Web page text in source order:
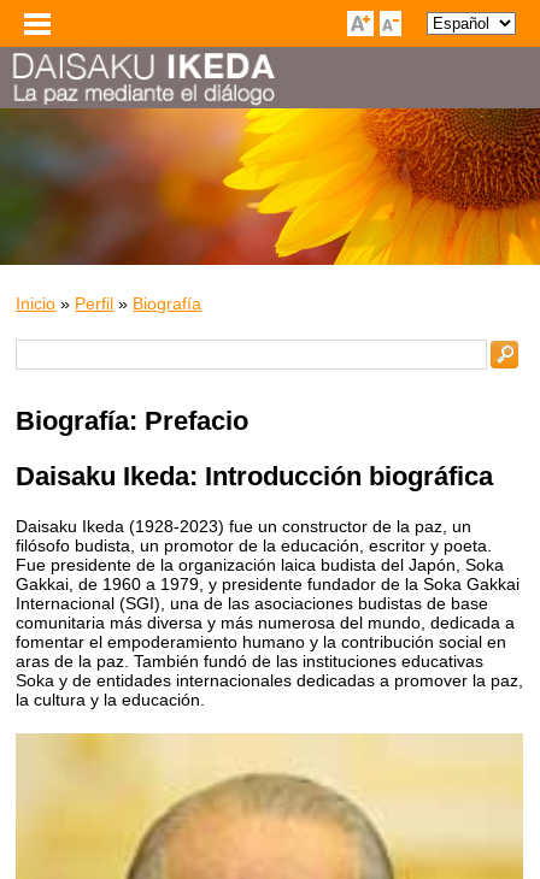
Inicio » Perfil » Biografía
Biografía: Prefacio
Daisaku Ikeda: Introducción biográfica
Daisaku Ikeda (1928-2023) fue un constructor de la paz, un
filósofo budista, un promotor de la educación, escritor y poeta.
Fue presidente de la organización laica budista del Japón, Soka
Gakkai, de 1960 a 1979, y presidente fundador de la Soka Gakkai
Internacional (SGI), una de las asociaciones budistas de base
comunitaria más diversa y más numerosa del mundo, dedicada a
fomentar el empoderamiento humano y la contribución social en
aras de la paz. También fundó de las instituciones educativas
Soka y de entidades internacionales dedicadas a promover la paz,
la cultura y la educación.